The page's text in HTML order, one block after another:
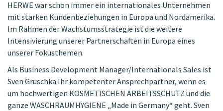
HERWE war schon immer ein internationales Unternehmen
mit starken Kundenbeziehungen in Europa und Nordamerika.
Im Rahmen der Wachstumsstrategie ist die weitere
Intensivierung unserer Partnerschaften in Europa eines
unserer Fokusthemen.
Als Business Development Manager/Internationals Sales ist
Sven Gruschka Ihr kompetenter Ansprechpartner, wenn es
um hochwertigen KOSMETISCHEN ARBEITSSCHUTZ und die
ganze WASCHRAUMHYGIENE „Made in Germany“ geht. Sven